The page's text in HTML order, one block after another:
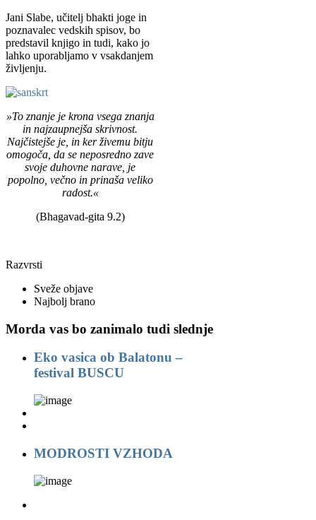
Jani Slabe, učitelj bhakti joge in
poznavalec vedskih spisov, bo
predstavil knjigo in tudi, kako jo
lahko uporabljamo v vsakdanjem
življenju.
»To znanje je krona vsega znanja
in najzaupnejša skrivnost.
Najčistejše je, in ker živemu bitju
omogoča, da se neposredno zave
svoje duhovne narave, je
popolno, večno in prinaša veliko
radost.«
(Bhagavad-gita 9.2)
Razvrsti
Sveže objave
Najbolj brano
Morda vas bo zanimalo tudi slednje
Eko vasica ob Balatonu –
festival BUSCU
MODROSTI VZHODA